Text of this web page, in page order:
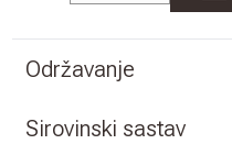
Održavanje
Sirovinski sastav